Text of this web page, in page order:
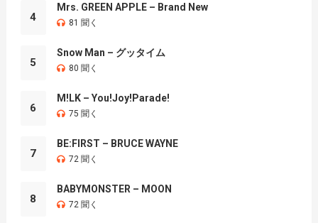
4
Mrs. GREEN APPLE – Brand New
81 聞く
5
Snow Man – グッタイム
80 聞く
6
M!LK – You!Joy!Parade!
75 聞く
7
BE:FIRST – BRUCE WAYNE
72 聞く
8
BABYMONSTER – MOON
72 聞く